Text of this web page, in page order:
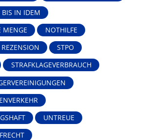
BIS IN IDEM
MENGE NOTHILFE
REZENSION STPO
STRAFKLAGEVERBRAUCH
UNTREUE